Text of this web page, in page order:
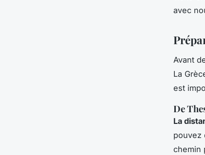
avec
Avant
La
est
De
La
pouvez
chemin